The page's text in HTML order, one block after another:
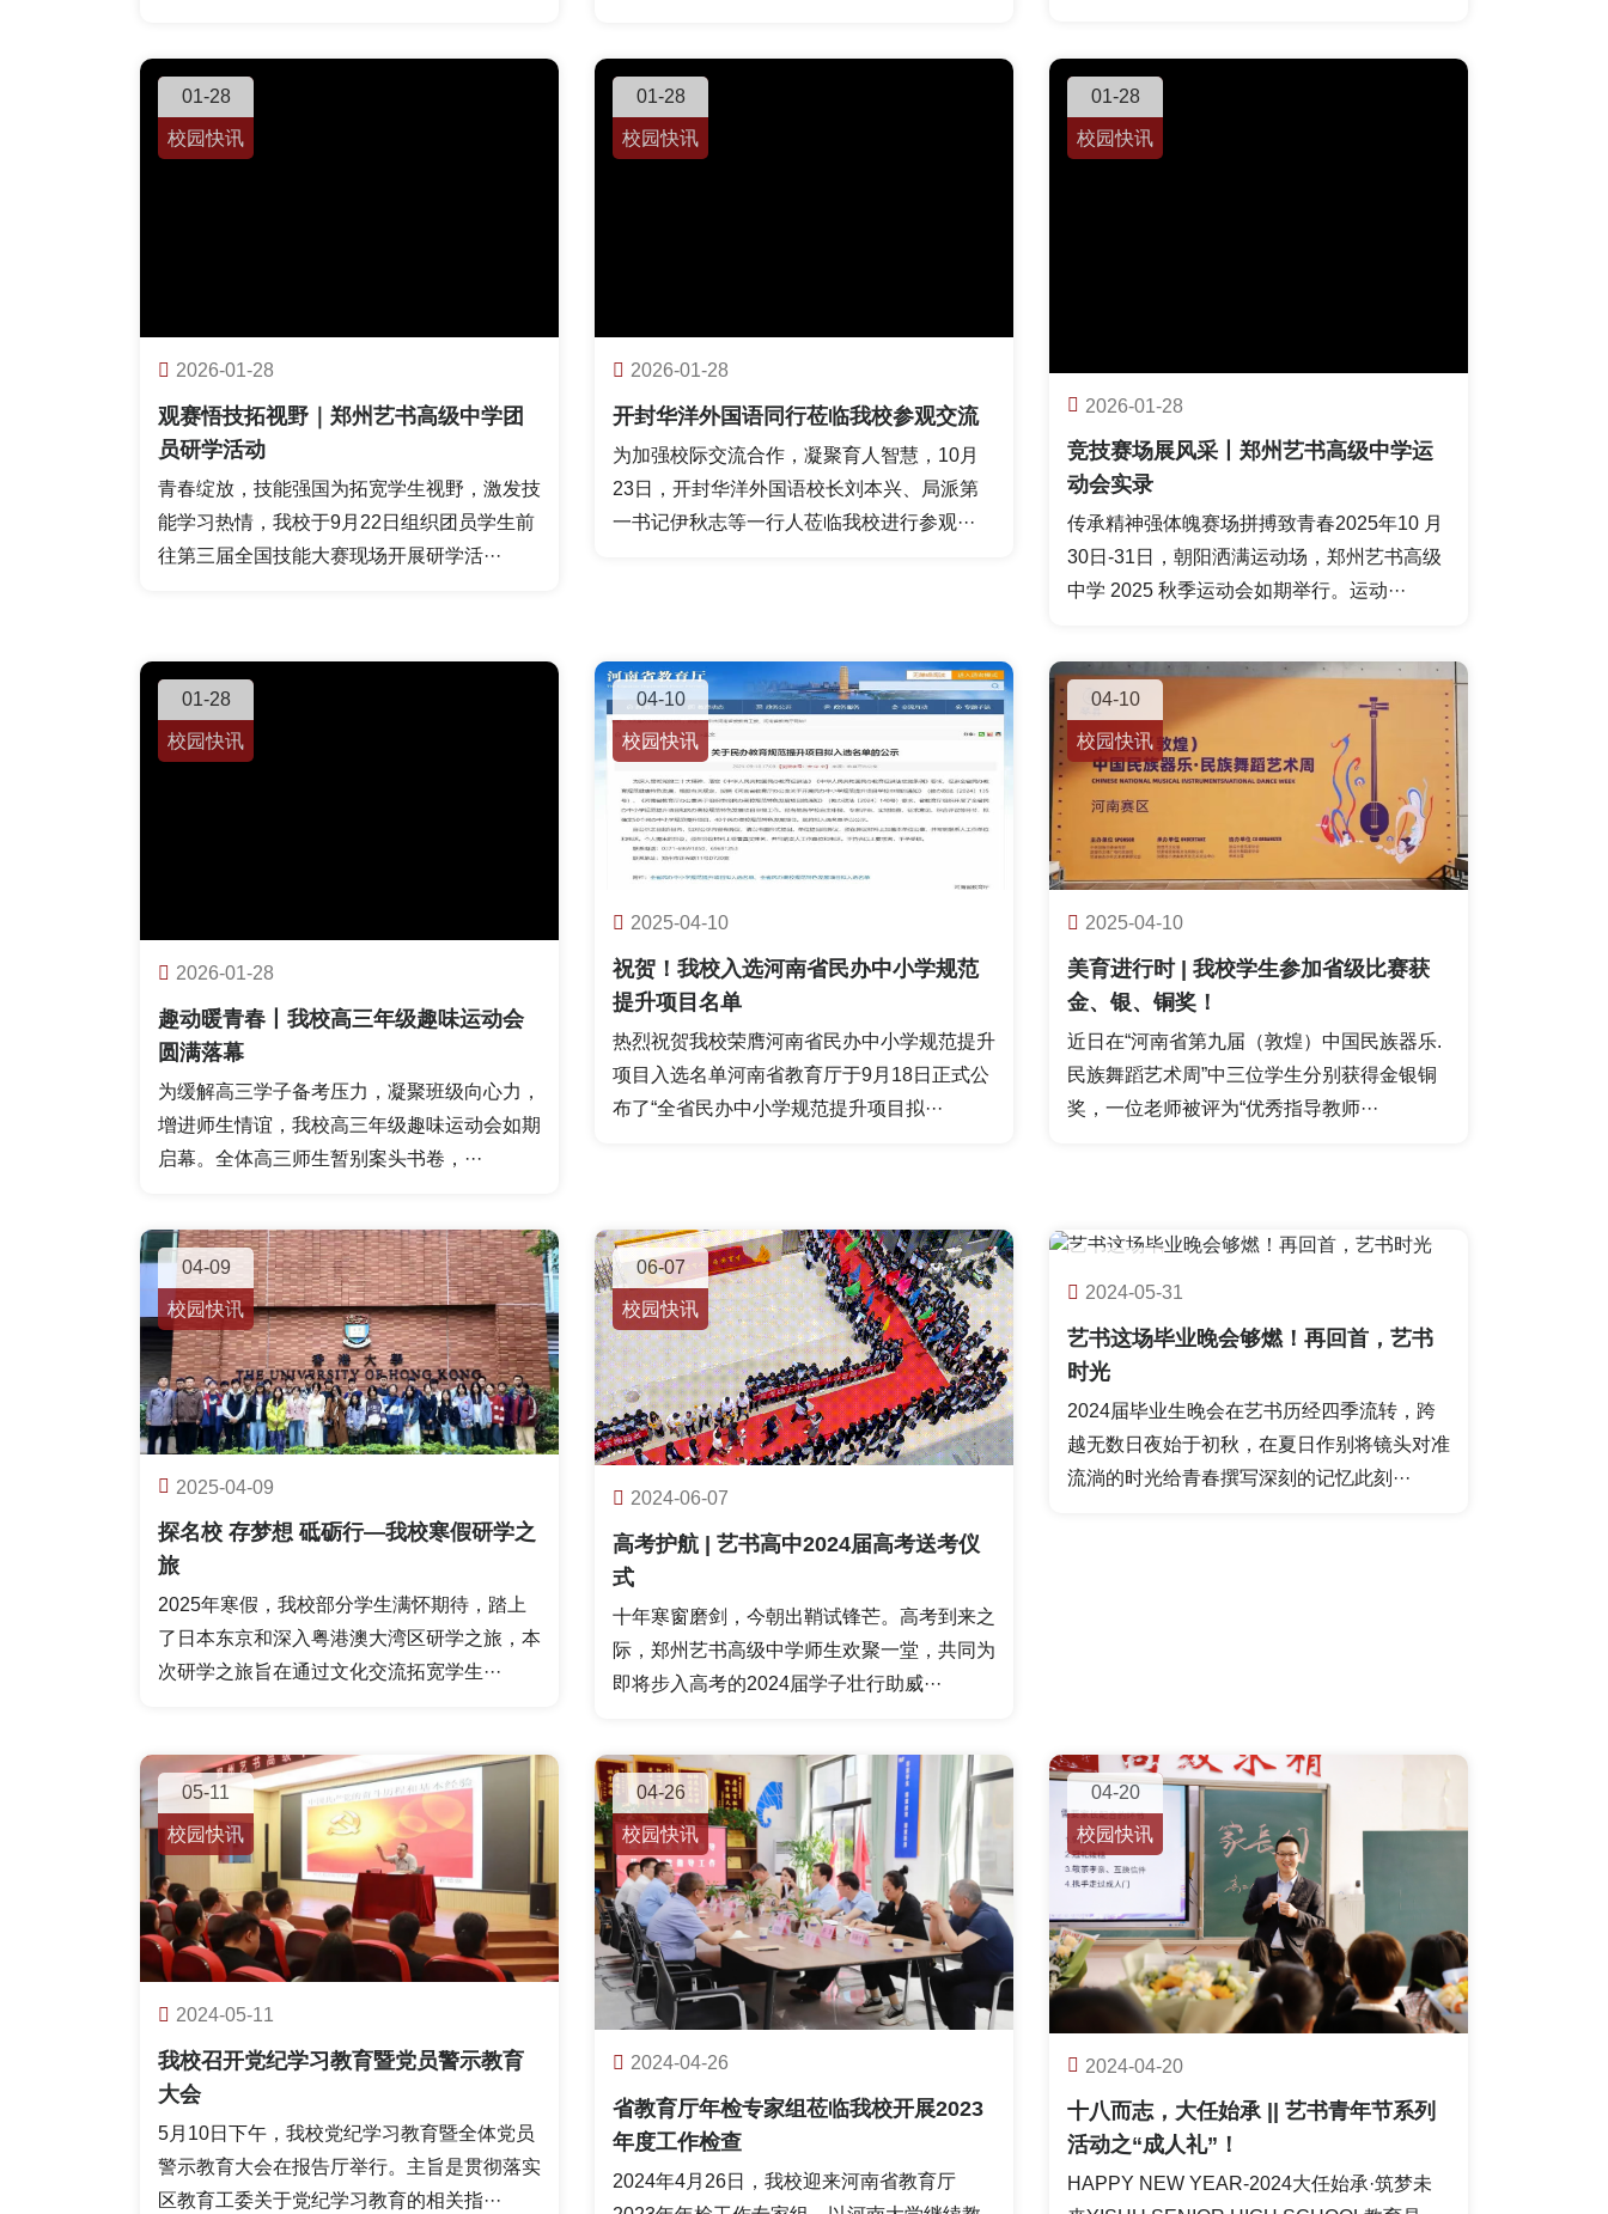
01-28
校园快讯
2026-01-28
观赛悟技拓视野｜郑州艺书高级中学团
员研学活动
青春绽放，技能强国为拓宽学生视野，激发技
能学习热情，我校于9月22日组织团员学生前
往第三届全国技能大赛现场开展研学活···
01-28
校园快讯
2026-01-28
开封华洋外国语同行莅临我校参观交流
为加强校际交流合作，凝聚育人智慧，10月
23日，开封华洋外国语校长刘本兴、局派第
一书记伊秋志等一行人莅临我校进行参观···
01-28
校园快讯
2026-01-28
竞技赛场展风采丨郑州艺书高级中学运
动会实录
传承精神强体魄赛场拼搏致青春2025年10 月
30日-31日，朝阳洒满运动场，郑州艺书高级
中学 2025 秋季运动会如期举行。运动···
01-28
校园快讯
2026-01-28
趣动暖青春丨我校高三年级趣味运动会
圆满落幕
为缓解高三学子备考压力，凝聚班级向心力，
增进师生情谊，我校高三年级趣味运动会如期
启幕。全体高三师生暂别案头书卷，···
04-10
校园快讯
2025-04-10
祝贺！我校入选河南省民办中小学规范
提升项目名单
热烈祝贺我校荣膺河南省民办中小学规范提升
项目入选名单河南省教育厅于9月18日正式公
布了“全省民办中小学规范提升项目拟···
04-10
校园快讯
2025-04-10
美育进行时 | 我校学生参加省级比赛获
金、银、铜奖！
近日在“河南省第九届（敦煌）中国民族器乐.
民族舞蹈艺术周”中三位学生分别获得金银铜
奖，一位老师被评为“优秀指导教师···
04-09
校园快讯
2025-04-09
探名校 存梦想 砥砺行—我校寒假研学之
旅
2025年寒假，我校部分学生满怀期待，踏上
了日本东京和深入粤港澳大湾区研学之旅，本
次研学之旅旨在通过文化交流拓宽学生···
06-07
校园快讯
2024-06-07
高考护航 | 艺书高中2024届高考送考仪
式
十年寒窗磨剑，今朝出鞘试锋芒。高考到来之
际，郑州艺书高级中学师生欢聚一堂，共同为
即将步入高考的2024届学子壮行助威···
2024-05-31
艺书这场毕业晚会够燃！再回首，艺书
时光
2024届毕业生晚会在艺书历经四季流转，跨
越无数日夜始于初秋，在夏日作别将镜头对准
流淌的时光给青春撰写深刻的记忆此刻···
05-11
校园快讯
2024-05-11
我校召开党纪学习教育暨党员警示教育
大会
5月10日下午，我校党纪学习教育暨全体党员
警示教育大会在报告厅举行。主旨是贯彻落实
区教育工委关于党纪学习教育的相关指···
04-26
校园快讯
2024-04-26
省教育厅年检专家组莅临我校开展2023
年度工作检查
2024年4月26日，我校迎来河南省教育厅
04-20
校园快讯
2024-04-20
十八而志，大任始承 || 艺书青年节系列
活动之“成人礼”！
HAPPY NEW YEAR-2024大任始承·筑梦未